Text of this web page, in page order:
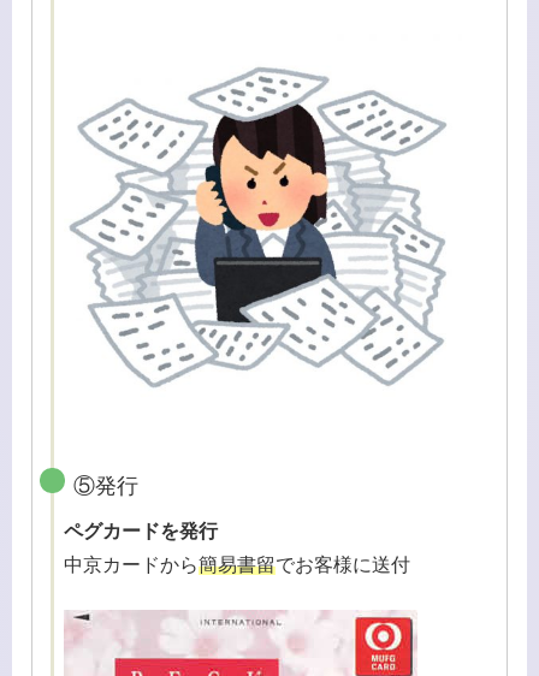
⑤発行
ペグカードを発行
中京カードから簡易書留でお客様に送付